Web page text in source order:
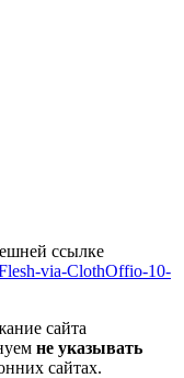
ссылке
via-ClothOffio-10-
сайта
не указывать
сайтах.